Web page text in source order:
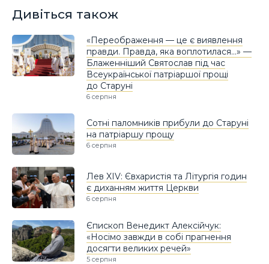
Дивіться також
«Переображення — це є виявлення
правди. Правда, яка воплотилася…» —
Блаженніший Святослав під час
Всеукраїнської патріаршої прощі
до Старуні
6 серпня
Сотні паломників прибули до Старуні
на патріаршу прощу
6 серпня
Лев XIV: Євхаристія та Літургія годин
є диханням життя Церкви
6 серпня
Єпископ Венедикт Алексійчук:
«Носімо завжди в собі прагнення
досягти великих речей»
5 серпня